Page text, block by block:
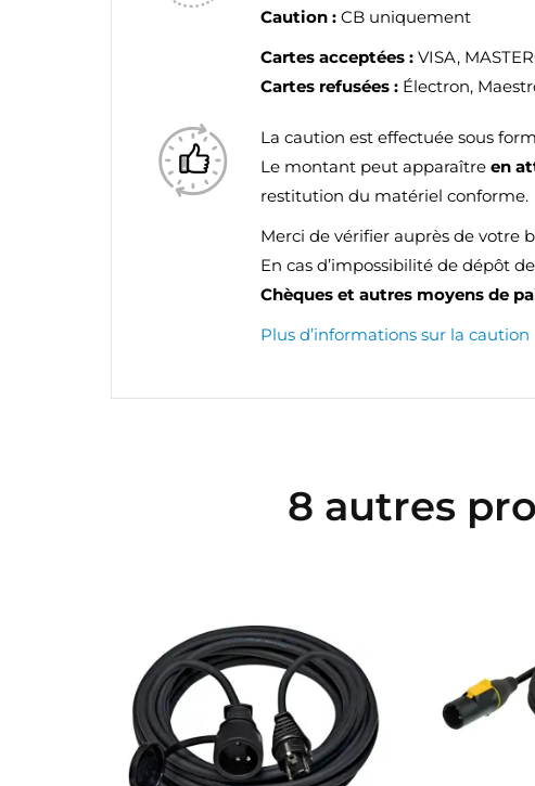
Caution : CB uniquement
Cartes acceptées : VISA,
Cartes refusées : Électron,
La caution est effectuée sous
Le montant peut apparaîtreen
restitution du matériel conforme.
Merci de vérifier auprès de votre
En cas d’impossibilité de dépôt
Chèques et autres moyens de
Plus d’informations sur la caution
8 autres
MES
NOM
Vous
d'envies.